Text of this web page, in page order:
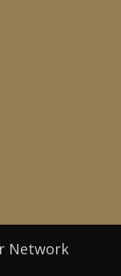
Network